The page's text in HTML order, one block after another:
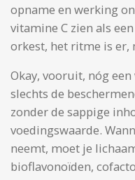
opname en werking
vitamine C zien als
orkest, het ritme is er,
Okay, vooruit, nóg
slechts de
zonder de sappige
voedingswaarde.
neemt, moet je
bioflavonoïden,